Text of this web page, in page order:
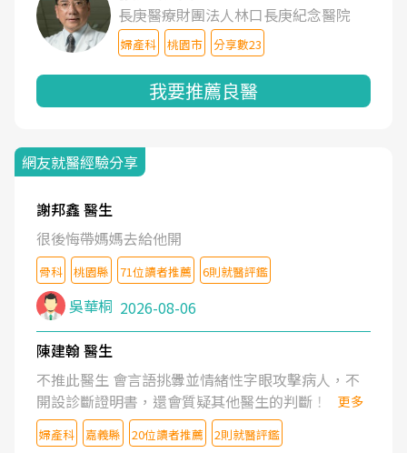
長庚醫療財團法人林口長庚紀念醫院
婦產科 桃園市 分享數23
我要推薦良醫
網友就醫經驗分享
謝邦鑫 醫生
很後悔帶媽媽去給他開
骨科 桃園縣 71位讀者推薦 6則就醫評鑑
吳華桐 2026-08-06
陳建翰 醫生
不推此醫生 會言語挑釁並情緒性字眼攻擊病人，不
開設診斷證明書，還會質疑其他醫生的判斷！
更多
婦產科 嘉義縣 20位讀者推薦 2則就醫評鑑